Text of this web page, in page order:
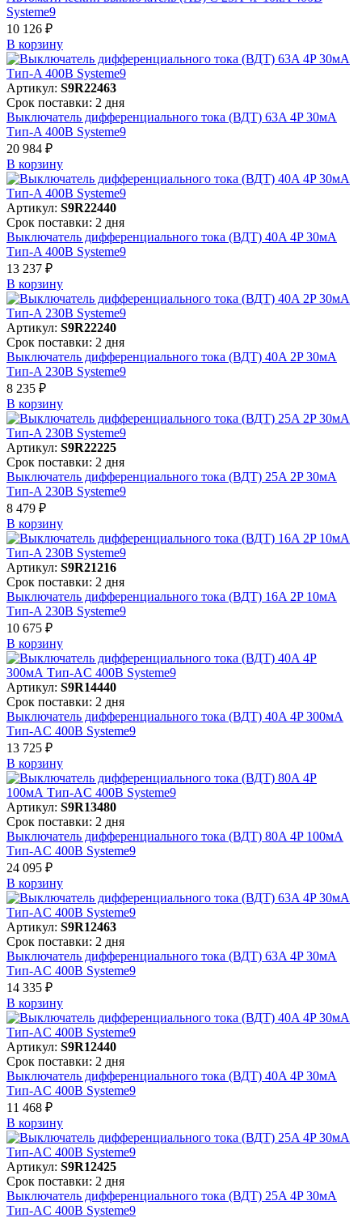
Systeme9
10 126 ₽
В корзинy
Артикул: S9R22463
Срок поставки: 2 дня
Выключатель дифференциального тока (ВДТ) 63A 4P 30мА
Тип-A 400В Systeme9
20 984 ₽
В корзинy
Артикул: S9R22440
Срок поставки: 2 дня
Выключатель дифференциального тока (ВДТ) 40A 4P 30мА
Тип-A 400В Systeme9
13 237 ₽
В корзинy
Артикул: S9R22240
Срок поставки: 2 дня
Выключатель дифференциального тока (ВДТ) 40A 2P 30мА
Тип-A 230В Systeme9
8 235 ₽
В корзинy
Артикул: S9R22225
Срок поставки: 2 дня
Выключатель дифференциального тока (ВДТ) 25A 2P 30мА
Тип-A 230В Systeme9
8 479 ₽
В корзинy
Артикул: S9R21216
Срок поставки: 2 дня
Выключатель дифференциального тока (ВДТ) 16A 2P 10мА
Тип-A 230В Systeme9
10 675 ₽
В корзинy
Артикул: S9R14440
Срок поставки: 2 дня
Выключатель дифференциального тока (ВДТ) 40A 4P 300мА
Тип-AC 400В Systeme9
13 725 ₽
В корзинy
Артикул: S9R13480
Срок поставки: 2 дня
Выключатель дифференциального тока (ВДТ) 80A 4P 100мА
Тип-AC 400В Systeme9
24 095 ₽
В корзинy
Артикул: S9R12463
Срок поставки: 2 дня
Выключатель дифференциального тока (ВДТ) 63A 4P 30мА
Тип-AC 400В Systeme9
14 335 ₽
В корзинy
Артикул: S9R12440
Срок поставки: 2 дня
Выключатель дифференциального тока (ВДТ) 40A 4P 30мА
Тип-AC 400В Systeme9
11 468 ₽
В корзинy
Артикул: S9R12425
Срок поставки: 2 дня
Выключатель дифференциального тока (ВДТ) 25A 4P 30мА
Тип-AC 400В Systeme9